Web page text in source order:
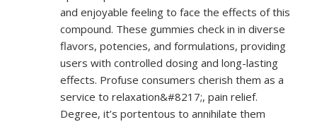
and enjoyable feeling to face the effects of this
compound. These gummies check in in diverse
flavors, potencies, and formulations, providing
users with controlled dosing and long-lasting
effects. Profuse consumers cherish them as a
service to relaxation&#8217;, pain relief.
Degree, it’s portentous to annihilate them